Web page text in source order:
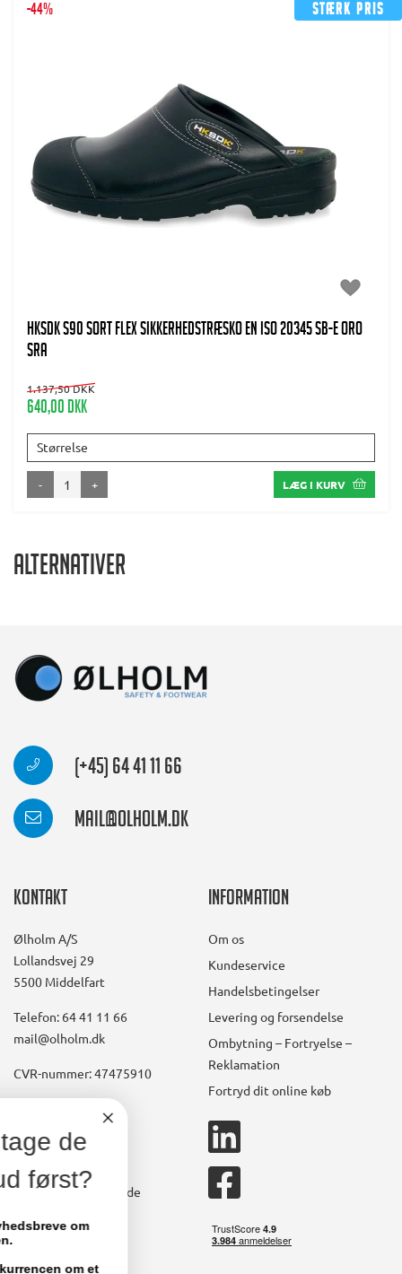
Stærk pris
-44%
HKSDK S90 Sort flex Sikkerhedstræsko EN ISO 20345 SB-E ORO
SRA
1.137,50 DKK
640,00 DKK
Størrelse
- + LÆG I KURV
Alternativer
(+45) 64 41 11 66
mail@olholm.dk
Kontakt
Ølholm A/S
Lollandsvej 29
5500 Middelfart
Telefon: 64 41 11 66
mail@olholm.dk
CVR-nummer: 47475910
Information
Om os
Kundeservice
Handelsbetingelser
Levering og forsendelse
Ombytning – Fortryelse –
Reklamation
Fortryd dit online køb
Brugerkonto, startside
Fakturaer
square
square
Vil du modtage de
bedste tilbud først?
Vi sender dig 1-2 nyhedsbreve om
Deltag samtidig i konkurrencen om et